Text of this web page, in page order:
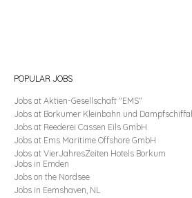
POPULAR JOBS
Jobs at Aktien-Gesellschaft "EMS"
Jobs at Borkumer Kleinbahn und
Jobs at Reederei Cassen Eils GmbH
Jobs at Ems Maritime Offshore GmbH
Jobs at VierJahresZeiten Hotels Borkum
Jobs in Emden
Jobs on the Nordsee
Jobs in Eemshaven, NL